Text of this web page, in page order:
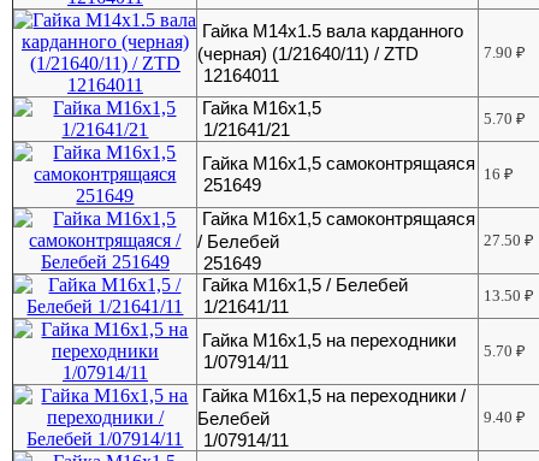
Гайка М14х1.5 вала карданного
(черная) (1/21640/11) / ZTD
12164011
7.90₽
Гайка М16х1,5
1/21641/21
5.70₽
Гайка М16х1,5 самоконтрящаяся
251649
16₽
Гайка М16х1,5 самоконтрящаяся
/ Белебей
251649
27.50₽
Гайка М16х1,5 / Белебей
1/21641/11
13.50₽
Гайка М16х1,5 на переходники
1/07914/11
5.70₽
Гайка М16х1,5 на переходники /
Белебей
1/07914/11
9.40₽